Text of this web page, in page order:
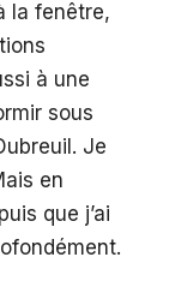
la fenêtre,
à une
sous
Je
en
que j’ai